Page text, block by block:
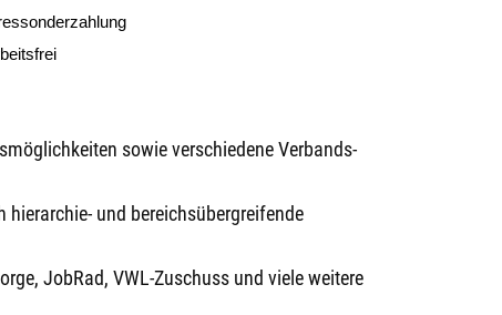
sowie verschiedene Verbands-
und bereichsübergreifende
JobRad, VWL-Zuschuss und viele weitere